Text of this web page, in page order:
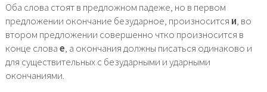
Оба слова стоят в предложном падеже, но в первом
предложении окончание безударное, произносится и, во
втором предложении совершенно чтко произносится в
конце словае, а окончания должны писаться одинаково и
для существительных с безударными и ударными
окончаниями.